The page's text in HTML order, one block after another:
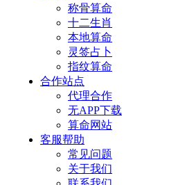
称骨算命
十二生肖
本地算命
灵签占卜
指纹算命
合作站点
代理合作
无APP下载
算命网站
客服帮助
常见问题
关于我们